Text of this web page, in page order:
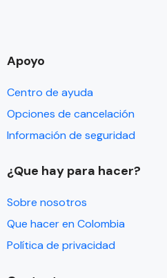
Apoyo
Centro de ayuda
Opciones de cancelación
Información de seguridad
¿Que hay para hacer?
Sobre nosotros
Que hacer en Colombia
Política de privacidad